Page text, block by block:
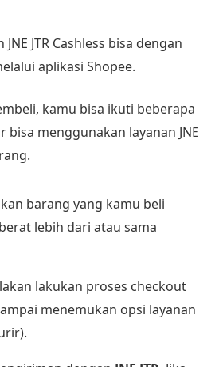
JTR Cashless bisa dengan
aplikasi Shopee.
kamu bisa ikuti beberapa
bisa menggunakan layanan JNE
barang yang kamu beli
lebih dari atau sama
lakukan proses checkout
menemukan opsi layanan